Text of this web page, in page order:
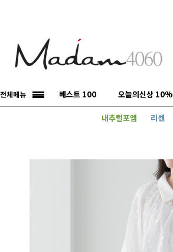
전체메뉴 베스트 100 오늘의신상 10%
내추럴포엠 리센